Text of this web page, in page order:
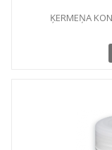
ĶERMEŅA